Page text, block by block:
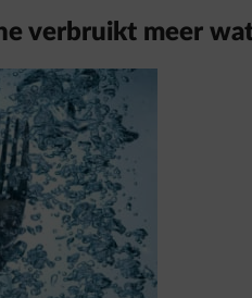
verbruikt meer